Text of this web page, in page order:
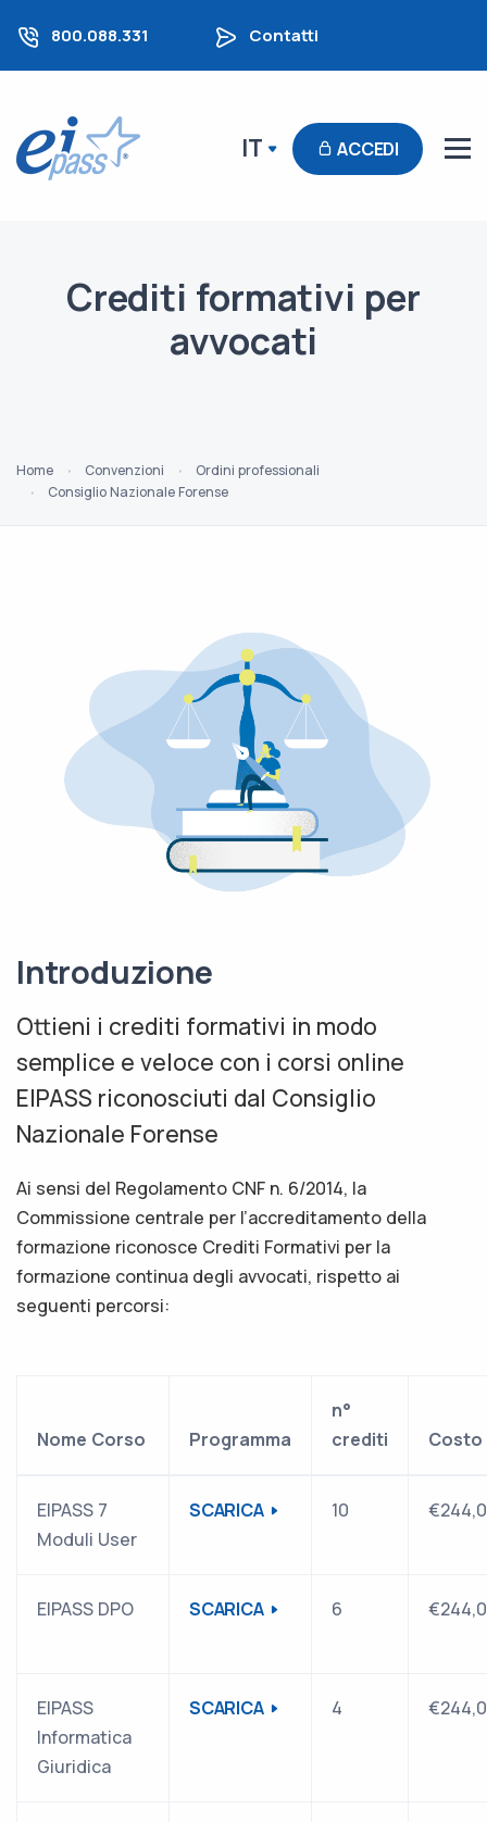
800.088.331 Contatti
IT ACCEDI
Crediti formativi per
avvocati
Home Convenzioni
Ordini professionali
Consiglio Nazionale Forense
Introduzione
Ottieni i crediti formativi in modo
semplice e veloce con i corsi online
EIPASS riconosciuti dal Consiglio
Nazionale Forense
Ai sensi del Regolamento CNF n. 6/2014, la
Commissione centrale per l’accreditamento della
formazione riconosce Crediti Formativi per la
formazione continua degli avvocati, rispetto ai
seguenti percorsi:
Nome Corso Programma
n°
crediti
Costo
EIPASS 7
Moduli User
SCARICA 10
EIPASS DPO SCARICA 6
EIPASS
Informatica
Giuridica
SCARICA 4